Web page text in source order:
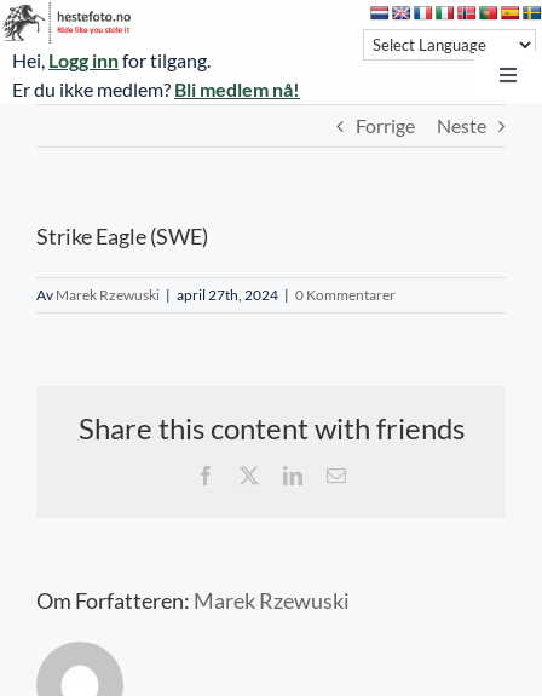
Skip
to
content
Hei, Logg innfor tilgang.
Er du ikke medlem? Bli medlem nå!
Øvrevoll treningsdager
NoARK
Forrige Neste
Strike Eagle (SWE)
Av Marek Rzewuski | april 27th, 2024 | 0 Kommentarer
Share this content with friends
Facebook LinkedIn
E-
Om Forfatteren: Marek Rzewuski